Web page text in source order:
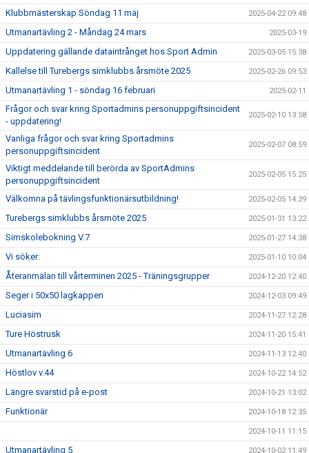
Klubbmästerskap Söndag 11 maj 2025-04-22 09:48
Utmanartävling 2 - Måndag 24 mars 2025-03-19
Uppdatering gällande dataintrånget hos Sport Admin 2025-03-05 15:38
Kallelse till Turebergs simklubbs årsmöte 2025 2025-02-26 09:53
Utmanartävling 1 - söndag 16 februari 2025-02-11
Frågor och svar kring Sportadmins personuppgiftsincident
- uppdatering!
2025-02-10 13:58
Vanliga frågor och svar kring Sportadmins
personuppgiftsincident
2025-02-07 08:59
Viktigt meddelande till berörda av SportAdmins
personuppgiftsincident
2025-02-05 15:25
Välkomna på tävlingsfunktionärsutbildning! 2025-02-05 14:39
Turebergs simklubbs årsmöte 2025 2025-01-31 13:22
Simskolebokning V.7 2025-01-27 14:38
Vi söker: 2025-01-10 10:04
Återanmälan till vårterminen 2025 - Träningsgrupper 2024-12-20 12:40
Seger i 50x50 lagkappen 2024-12-03 09:49
Luciasim 2024-11-27 12:28
Ture Höstrusk 2024-11-20 15:41
Utmanartävling 6 2024-11-13 12:40
Höstlov v.44 2024-10-22 14:52
Längre svarstid på e-post 2024-10-21 13:02
Funktionär 2024-10-18 12:35
2024-10-11 11:15
Utmanartävling 5 2024-10-02 11:49